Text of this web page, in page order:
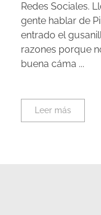
Redes Sociales.
gente hablar de
entrado el
razones porque
buena cáma ...
Leer más